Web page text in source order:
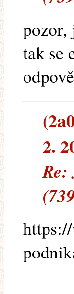
pozor,
tak se
2.
Re: